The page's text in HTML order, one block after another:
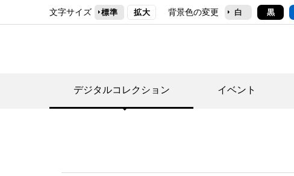
文字サイズ 標準 拡大 背景色の変更 白 黒
デジタルコレクション イベント